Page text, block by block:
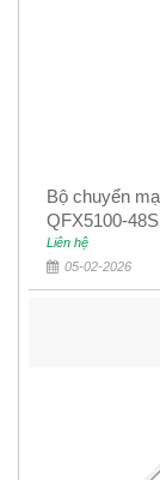
Bộ chuyển
QFX5100-48S
Liên hệ
05-02-2026